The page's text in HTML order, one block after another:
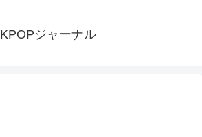
KPOPジャーナル